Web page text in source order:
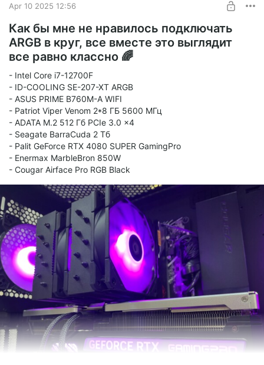
Apr 10 2025 12:56
Как бы мне не нравилось подключать
ARGB в круг, все вместе это выглядит
все равно классно 🌈
- Intel Core i7-12700F
- ID-COOLING SE-207-XT ARGB
- ASUS PRIME B760M-A WIFI
- Patriot Viper Venom 2*8 ГБ 5600 МГц
- ADATA M.2 512 Гб PCIe 3.0 x4
- Seagate BarraCuda 2 Тб
- Palit GeForce RTX 4080 SUPER GamingPro
- Enermax MarbleBron 850W
- Cougar Airface Pro RGB Black